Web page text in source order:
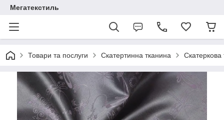
Мегатекстиль
Товари та послуги Скатертинна тканина